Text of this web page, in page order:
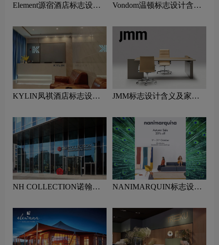
Element源宿酒店标志设计
Vondom温顿标志设计含义
KYLIN凤祺酒店标志设计
JMM标志设计含义及家具
NH COLLECTION诺翰精
品牌设计理念
NANIMARQUIN标志设计